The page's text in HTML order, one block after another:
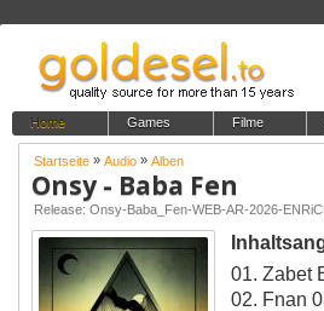
Home Games Filme
Startseite » Audio » Alben
Onsy - Baba Fen
Release: Onsy-Baba_Fen-WEB-AR-2026-
01. Zabet
02. Fnan